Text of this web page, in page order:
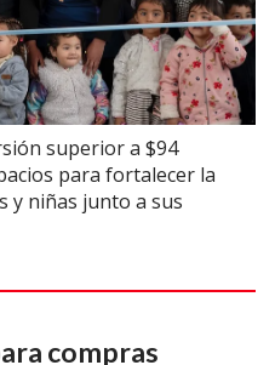
superior a $94
para fortalecer la
y niñas junto a sus
compras